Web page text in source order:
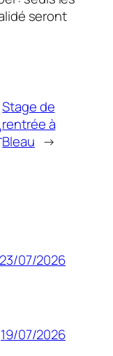
seront
Stage de
rentrée à
Bleau →
23/07/2026
19/07/2026